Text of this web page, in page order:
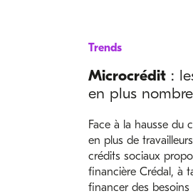
Trends
Microcrédit:
en plus
Face à la hausse du
en plus de
crédits sociaux
financière Crédal, à
financer des besoins